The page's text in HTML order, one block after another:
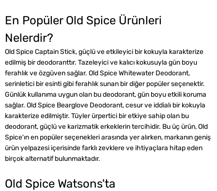
En Popüler Old Spice Ürünleri
Nelerdir?
Old Spice Captain Stick, güçlü ve etkileyici bir kokuyla karakterize
edilmiş bir deodoranttır. Tazeleyici ve kalıcı kokusuyla gün boyu
ferahlık ve özgüven sağlar. Old Spice Whitewater Deodorant,
serinletici bir esinti gibi ferahlık sunan bir diğer popüler seçenektir.
Günlük kullanıma uygun olan bu deodorant, gün boyu etkili koruma
sağlar. Old Spice Bearglove Deodorant, cesur ve iddialı bir kokuyla
karakterize edilmiştir. Tüyler ürpertici bir etkiye sahip olan bu
deodorant, güçlü ve karizmatik erkeklerin tercihidir. Bu üç ürün, Old
Spice'ın en popüler seçenekleri arasında yer alırken, markanın geniş
ürün yelpazesi içerisinde farklı zevklere ve ihtiyaçlara hitap eden
birçok alternatif bulunmaktadır.
Old Spice Watsons'ta